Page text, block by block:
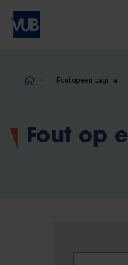
Overslaan
naar
inhoud
Fout op een pagina
Fout op